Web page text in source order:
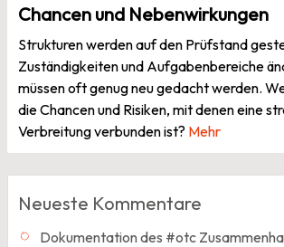
Chancen und Nebenwirkungen
Strukturen werden auf den Prüfstand
Zuständigkeiten und Aufgabenbereiche
müssen oft genug neu gedacht werden.
die Chancen und Risiken, mit denen eine
Verbreitung verbunden ist? Mehr
Neueste Kommentare
Dokumentation des #otc